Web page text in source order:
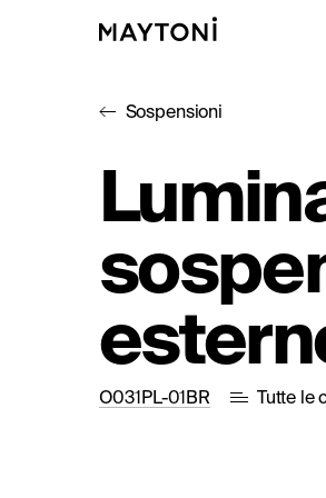
Sospensioni
O031PL-01BR Tutte le